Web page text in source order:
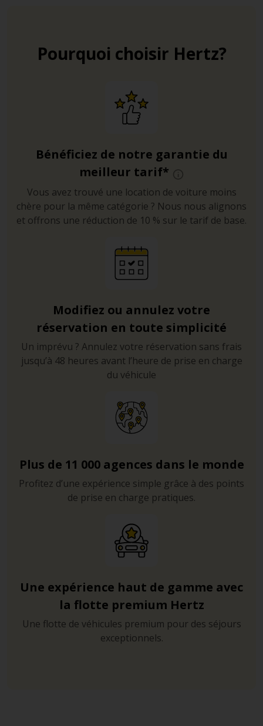
Pourquoi choisir Hertz?
Bénéficiez de notre garantie du
meilleur tarif*
Vous avez trouvé une location de voiture moins
chère pour la même catégorie ? Nous nous alignons
et offrons une réduction de 10 % sur le tarif de base.
Modifiez ou annulez votre
réservation en toute simplicité
Un imprévu ? Annulez votre réservation sans frais
jusqu’à 48 heures avant l’heure de prise en charge
du véhicule
Plus de 11 000 agences dans le monde
Profitez d’une expérience simple grâce à des points
de prise en charge pratiques.
Une expérience haut de gamme avec
la flotte premium Hertz
Une flotte de véhicules premium pour des séjours
exceptionnels.